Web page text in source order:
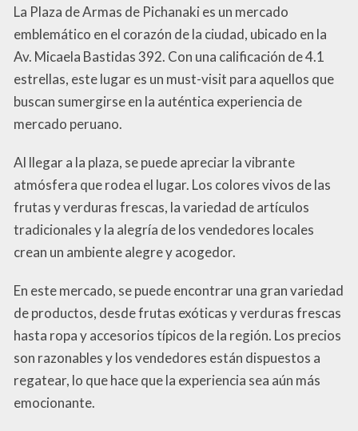
La Plaza de Armas de Pichanaki es un mercado
emblemático en el corazón de la ciudad, ubicado en la
Av. Micaela Bastidas 392. Con una calificación de 4.1
estrellas, este lugar es un must-visit para aquellos que
buscan sumergirse en la auténtica experiencia de
mercado peruano.
Al llegar a la plaza, se puede apreciar la vibrante
atmósfera que rodea el lugar. Los colores vivos de las
frutas y verduras frescas, la variedad de artículos
tradicionales y la alegría de los vendedores locales
crean un ambiente alegre y acogedor.
En este mercado, se puede encontrar una gran variedad
de productos, desde frutas exóticas y verduras frescas
hasta ropa y accesorios típicos de la región. Los precios
son razonables y los vendedores están dispuestos a
regatear, lo que hace que la experiencia sea aún más
emocionante.